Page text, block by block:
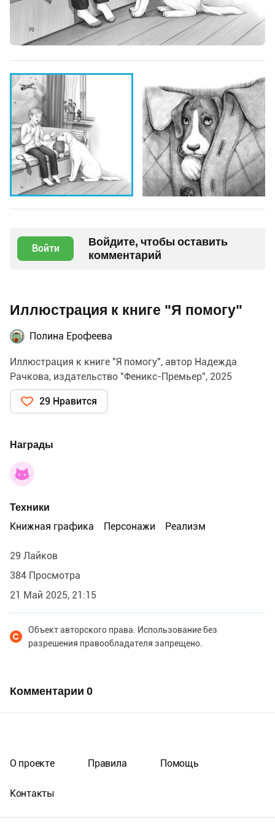
Войти
Войдите, чтобы оставить
комментарий
Иллюстрация к книге "Я помогу"
Полина Ерофеева
Иллюстрация к книге "Я помогу", автор Надежда
Рачкова, издательство "Феникс-Премьер", 2025
29 Нравится
Награды
Техники
Книжная графика
Персонажи Реализм
29 Лайков
384 Просмотра
21 Май 2025, 21:15
Объект авторского права. Использование без
разрешения правообладателя запрещено.
Комментарии 0
О проекте Правила Помощь
Контакты